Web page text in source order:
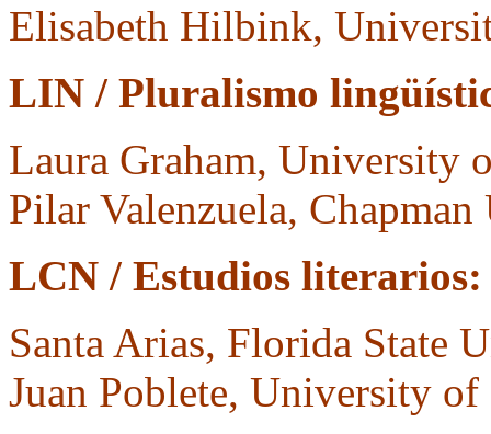
Elisabeth Hilbink,
LIN / Pluralismo
Laura Graham, University
Pilar Valenzuela,
LCN / Estudios
Santa Arias, Florida State
Juan Poblete, University